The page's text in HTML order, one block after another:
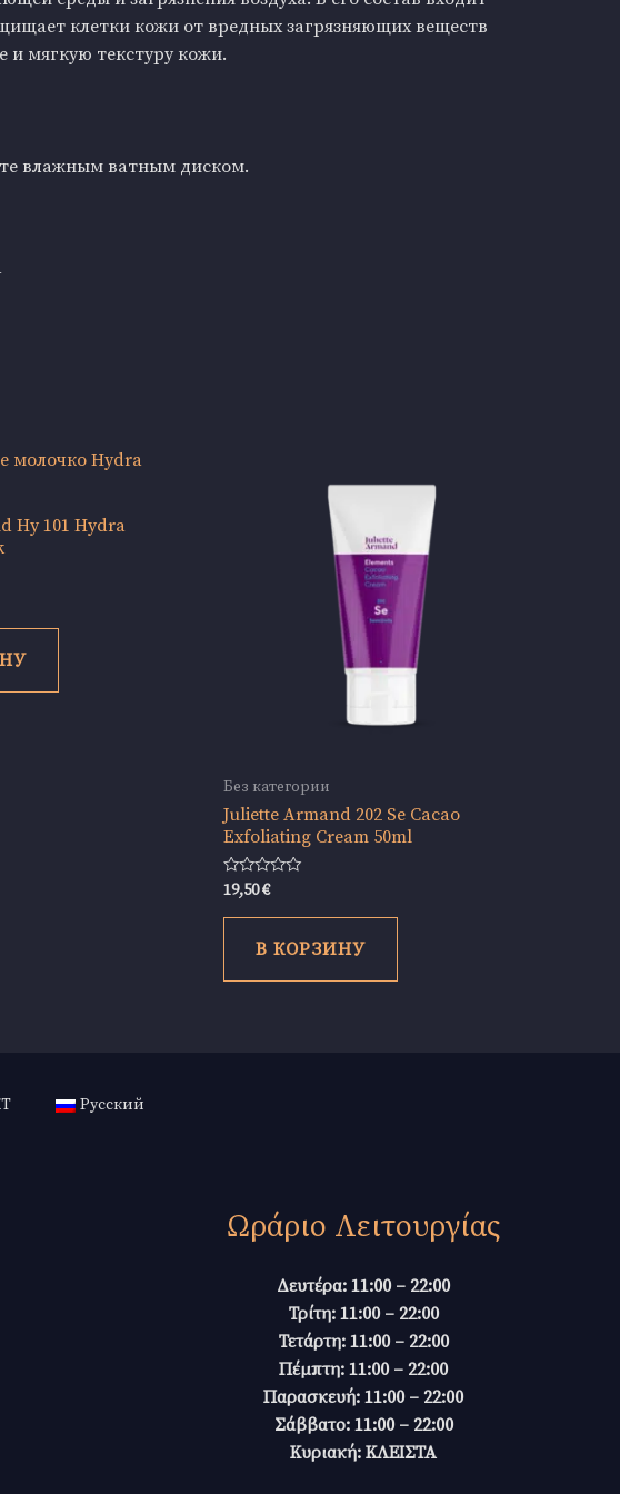
клетки кожи от вредных загрязняющих веществ
и мягкую текстуру кожи.
влажным ватным диском.
Hy 101 Hydra
Без категории
Juliette Armand 202 Se Cacao
Exfoliating Cream 50ml
Оценка
из
19,50€
В КОРЗИНУ
Русский
Ωράριο Λειτουργίας
Δευτέρα: 11:00 – 22:00
Τρίτη: 11:00 – 22:00
Τετάρτη: 11:00 – 22:00
Πέμπτη: 11:00 – 22:00
Παρασκευή: 11:00 – 22:00
Σάββατο: 11:00 – 22:00
Κυριακή: ΚΛΕΙΣΤΑ